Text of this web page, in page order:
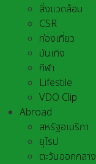
สิ่งแวดล้อม
CSR
ท่องเที่ยว
บันเทิง
กีฬา
Lifestile
VDO Clip
Abroad
สหรัฐอเมริกา
ยุโรป
ตะวันออกกลาง